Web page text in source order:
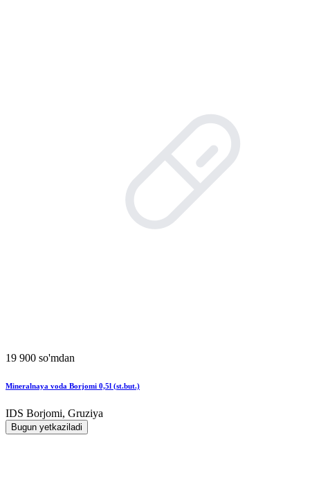
19 900 so'mdan
Mineralnaya voda Borjomi 0,5l (st.but.)
IDS Borjomi, Gruziya
Bugun yetkaziladi